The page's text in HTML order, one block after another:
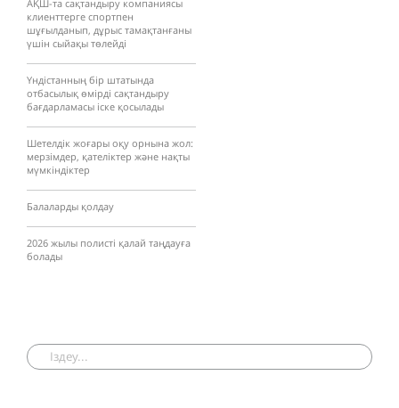
АҚШ-та сақтандыру компаниясы
клиенттерге спортпен
шұғылданып, дұрыс тамақтанғаны
үшін сыйақы төлейді
Үндістанның бір штатында
отбасылық өмірді сақтандыру
бағдарламасы іске қосылады
Шетелдік жоғары оқу орнына жол:
мерзімдер, қателіктер және нақты
мүмкіндіктер
Балаларды қолдау
2026 жылы полисті қалай таңдауға
болады